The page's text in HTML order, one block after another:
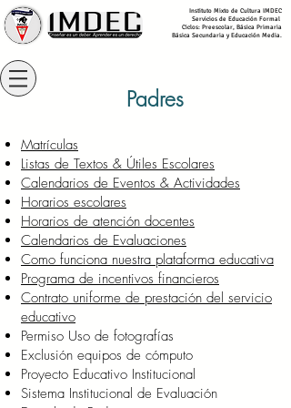
Instituto Mixto de Cultura IMDEC
Servicios de Educación Formal
Ciclos: Preescolar, Básica Primaria
Básica Secundaria y Educación Media.
Padres
Matrículas
Listas de Textos & Útiles Escolares
Calendarios de Eventos & Actividades
Horarios escolares
Horarios de atención docentes
Calendarios de Evaluaciones
Como funciona nuestra plataforma educativa
Programa de incentivos financieros
Contrato uniforme de prestación del servicio
educativo
Permiso Uso de fotografías
Exclusión equipos de cómputo
Proyecto Educativo Institucional
Sistema Institucional de Evaluación